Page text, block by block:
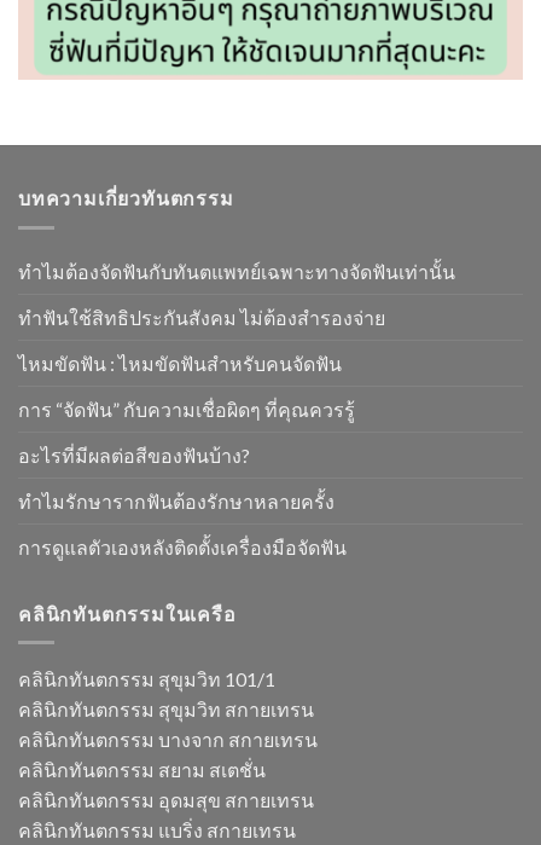
บทความเกี่ยวทันตกรรม
ทำไมต้องจัดฟันกับทันตแพทย์เฉพาะทางจัดฟันเท่านั้น
ทําฟันใช้สิทธิประกันสังคม ไม่ต้องสำรองจ่าย
ไหมขัดฟัน : ไหมขัดฟันสําหรับคนจัดฟัน
การ “จัดฟัน” กับความเชื่อผิดๆ ที่คุณควรรู้
อะไรที่มีผลต่อสีของฟันบ้าง?
ทำไมรักษารากฟันต้องรักษาหลายครั้ง
การดูแลตัวเองหลังติดตั้งเครื่องมือจัดฟัน
คลินิกทันตกรรมในเครือ
คลินิกทันตกรรม สุขุมวิท 101/1
คลินิกทันตกรรม สุขุมวิท สกายเทรน
คลินิกทันตกรรม บางจาก สกายเทรน
คลินิกทันตกรรม สยาม สเตชั่น
คลินิกทันตกรรม อุดมสุข สกายเทรน
คลินิกทันตกรรม แบริ่ง สกายเทรน